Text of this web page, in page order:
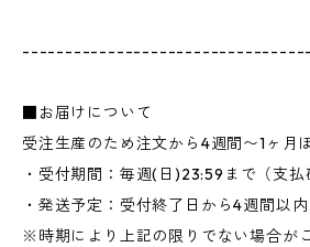
----------------------------------
■お届けについて
受注生産のため注文から4週間〜1ヶ月
・受付期間：毎週(日)23:59まで（支払
・発送予定：受付終了日から4週間以内
※時期により上記の限りでない場合が